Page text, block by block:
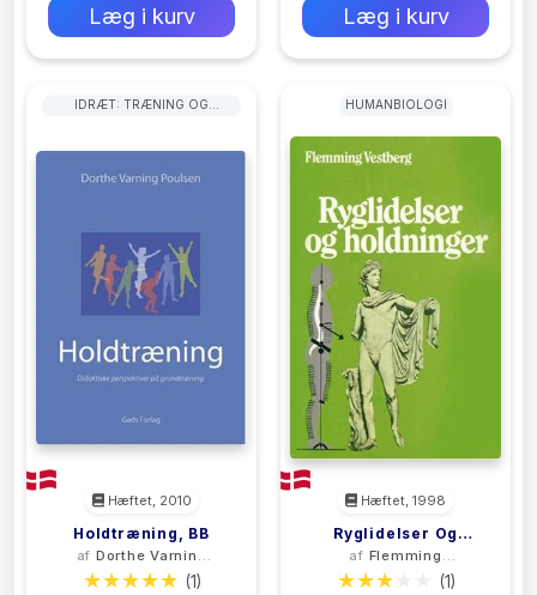
Læg i kurv Læg i kurv
IDRÆT: TRÆNING OG
Hæftet, 2010
Holdtræning, BB
af Dorthe Varning
Poulsen
(1)
HUMANBIOLOGI
Hæftet, 1998
Ryglidelser Og
Holdninger
af Flemming
Vestberg
(1)